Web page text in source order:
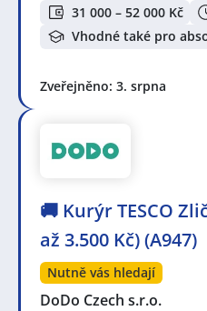
31 000 – 52 000 Kč
Vhodné také pro
Zveřejněno: 3. srpna
🚚 Kurýr TESCO
až 3.500 Kč) (A947)
Nutně vás hledají
DoDo Czech s.r.o.